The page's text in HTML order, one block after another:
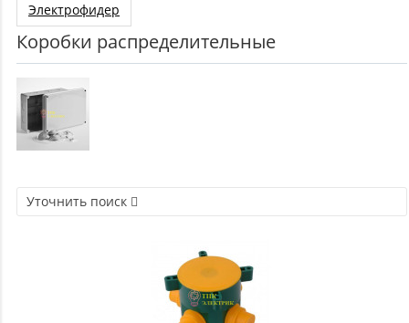
Электрофидер
Коробки распределительные
Уточнить поиск